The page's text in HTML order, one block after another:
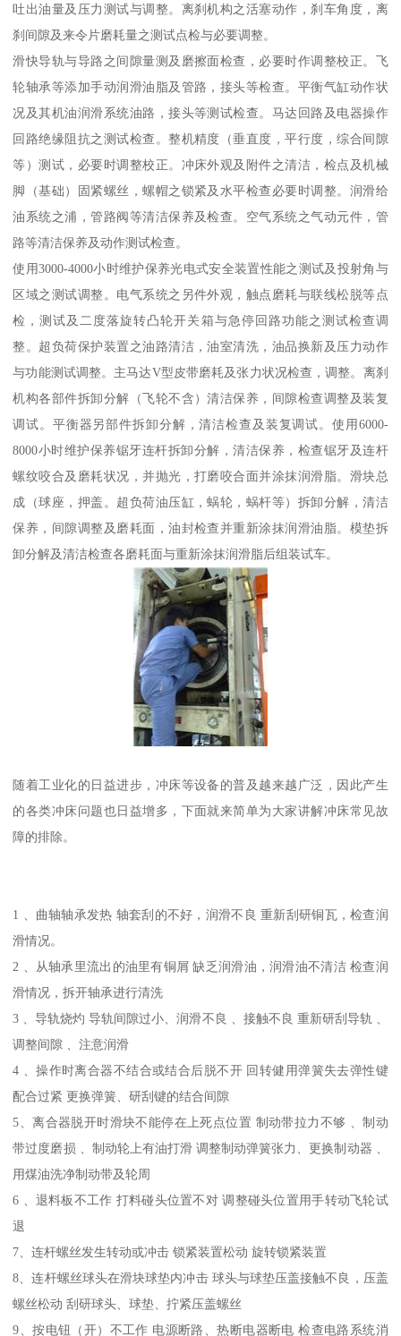
吐出油量及压力测试与调整。离刹机构之活塞动作，刹车角度，离
刹间隙及来令片磨耗量之测试点检与必要调整。
滑快导轨与导路之间隙量测及磨擦面检查，必要时作调整校正。飞
轮轴承等添加手动润滑油脂及管路，接头等检查。平衡气缸动作状
况及其机油润滑系统油路，接头等测试检查。马达回路及电器操作
回路绝缘阻抗之测试检查。整机精度（垂直度，平行度，综合间隙
等）测试，必要时调整校正。冲床外观及附件之清洁，检点及机械
脚（基础）固紧螺丝，螺帽之锁紧及水平检查必要时调整。润滑给
油系统之浦，管路阀等清洁保养及检查。空气系统之气动元件，管
路等清洁保养及动作测试检查。
使用3000-4000小时维护保养光电式安全装置性能之测试及投射角与
区域之测试调整。电气系统之另件外观，触点磨耗与联线松脱等点
检，测试及二度落旋转凸轮开关箱与急停回路功能之测试检查调
整。超负荷保护装置之油路清洁，油室清洗，油品换新及压力动作
与功能测试调整。主马达V型皮带磨耗及张力状况检查，调整。离刹
机构各部件拆卸分解（飞轮不含）清洁保养，间隙检查调整及装复
调试。平衡器另部件拆卸分解，清洁检查及装复调试。使用6000-
8000小时维护保养锯牙连杆拆卸分解，清洁保养，检查锯牙及连杆
螺纹咬合及磨耗状况，并抛光，打磨咬合面并涂抹润滑脂。滑块总
成（球座，押盖。超负荷油压缸，蜗轮，蜗杆等）拆卸分解，清洁
保养，间隙调整及磨耗面，油封检查并重新涂抹润滑油脂。模垫拆
卸分解及清洁检查各磨耗面与重新涂抹润滑脂后组装试车。
随着工业化的日益进步，冲床等设备的普及越来越广泛，因此产生
的各类冲床问题也日益增多，下面就来简单为大家讲解冲床常见故
障的排除。
1 、曲轴轴承发热 轴套刮的不好，润滑不良 重新刮研铜瓦，检查润
滑情况。
2 、从轴承里流出的油里有铜屑 缺乏润滑油，润滑油不清洁 检查润
滑情况，拆开轴承进行清洗
3 、导轨烧灼 导轨间隙过小、润滑不良 、接触不良 重新研刮导轨 、
调整间隙 、注意润滑
4 、操作时离合器不结合或结合后脱不开 回转健用弹簧失去弹性键
配合过紧 更换弹簧、研刮键的结合间隙
5、离合器脱开时滑块不能停在上死点位置 制动带拉力不够 、制动
带过度磨损 、制动轮上有油打滑 调整制动弹簧张力、更换制动器 、
用煤油洗净制动带及轮周
6 、退料板不工作 打料碰头位置不对 调整碰头位置用手转动飞轮试
退
7、连杆螺丝发生转动或冲击 锁紧装置松动 旋转锁紧装置
8、连杆螺丝球头在滑块球垫内冲击 球头与球垫压盖接触不良，压盖
螺丝松动 刮研球头、球垫、拧紧压盖螺丝
9、按电钮（开）不工作 电源断路、热断电器断电 检查电路系统消